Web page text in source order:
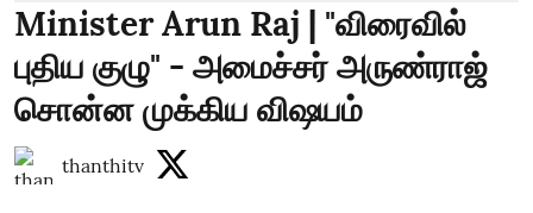
Minister Arun Raj | "விரைவில்
புதிய குழு" - அமைச்சர் அருண்ராஜ்
சொன்ன முக்கிய விஷயம்
thanthitv